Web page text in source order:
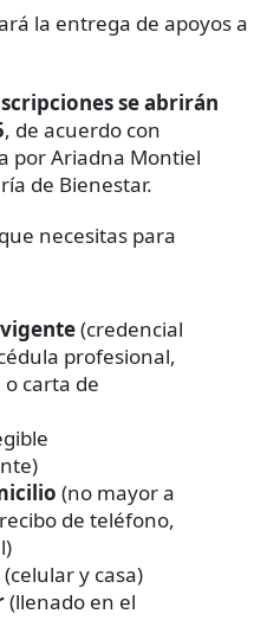
la entrega de apoyos a
se abrirán
, de acuerdo con
por Ariadna Montiel
de Bienestar.
necesitas para
(credencial
profesional,
o carta de
(no mayor a
de teléfono,
(celular y casa)
(llenado en el